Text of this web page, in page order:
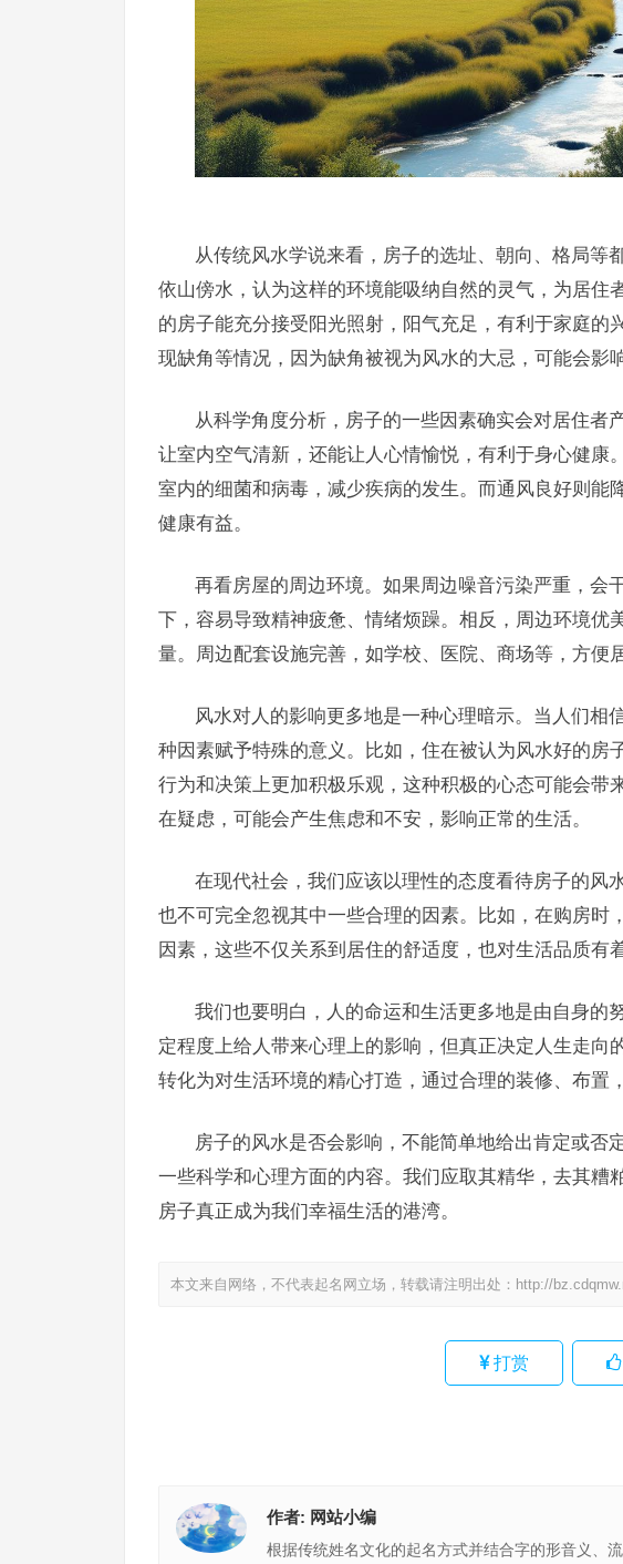
从传统风水学说来看，房子的选址、朝向、格局等
依山傍水，认为这样的环境能吸纳自然的灵气，为居住
的房子能充分接受阳光照射，阳气充足，有利于家庭的
现缺角等情况，因为缺角被视为风水的大忌，可能会影
从科学角度分析，房子的一些因素确实会对居住者
让室内空气清新，还能让人心情愉悦，有利于身心健康
室内的细菌和病毒，减少疾病的发生。而通风良好则能
健康有益。
再看房屋的周边环境。如果周边噪音污染严重，会
下，容易导致精神疲惫、情绪烦躁。相反，周边环境优
量。周边配套设施完善，如学校、医院、商场等，方便
风水对人的影响更多地是一种心理暗示。当人们相
种因素赋予特殊的意义。比如，住在被认为风水好的房
行为和决策上更加积极乐观，这种积极的心态可能会带
在疑虑，可能会产生焦虑和不安，影响正常的生活。
在现代社会，我们应该以理性的态度看待房子的风
也不可完全忽视其中一些合理的因素。比如，在购房时
因素，这些不仅关系到居住的舒适度，也对生活品质有
我们也要明白，人的命运和生活更多地是由自身的
定程度上给人带来心理上的影响，但真正决定人生走向
转化为对生活环境的精心打造，通过合理的装修、布置
房子的风水是否会影响，不能简单地给出肯定或否
一些科学和心理方面的内容。我们应取其精华，去其糟
房子真正成为我们幸福生活的港湾。
本文来自网络，不代表起名网立场，转载请注明出处： http://
打赏
作者: 网站小编
根据传统姓名文化的起名方式并结合字的形音义、